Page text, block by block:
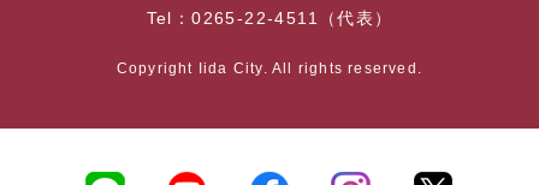
Tel：0265-22-4511（代表）
Copyright Iida City. All rights reserved.